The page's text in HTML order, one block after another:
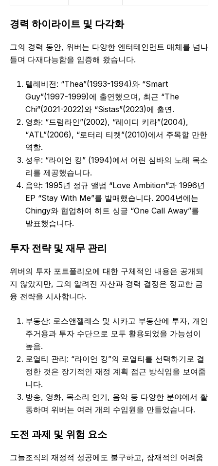
경력 하이라이트 및 다각화
그의 경력 동안, 위버는 다양한 엔터테인먼트 매체를 넘나
들며 다재다능함을 입증해 왔습니다.
텔레비전: “Thea”(1993-1994)와 “Smart
Guy”(1997-1999)에 출연했으며, 최근 “The
Chi”(2021-2022)와 “Sistas”(2023)에 출연.
영화: “드럼라인”(2002), “레이디 키라”(2004),
“ATL”(2006), “로터리 티켓”(2010)에서 주목할 만한
역할.
성우: “라이언 킹” (1994)에서 어린 심바의 노래 목소
리를 제공했습니다.
음악: 1995년 정규 앨범 “Love Ambition”과 1996년
EP “Stay With Me”를 발매했습니다. 2004년에는
Chingy와 협업하여 히트 싱글 “One Call Away”를
발표했습니다.
투자 전략 및 재무 관리
위버의 투자 포트폴리오에 대한 구체적인 내용은 공개되
지 않았지만, 그의 알려진 자산과 경력 결정은 정교한 금
융 전략을 시사합니다.
부동산: 로스앤젤레스 및 시카고 부동산에 투자, 개인
주거용과 투자 수단으로 모두 활용되었을 가능성이
높음.
로열티 관리: “라이언 킹”의 로열티를 선택하기로 결
정한 것은 장기적인 재정 계획 접근 방식임을 보여줍
니다.
방송, 영화, 목소리 연기, 음악 등 다양한 분야에서 활
동하며 위버는 여러 개의 수입원을 만들었습니다.
도전 과제 및 위험 요소
그늘조직의 재정적 성공에도 불구하고, 잠재적인 어려움